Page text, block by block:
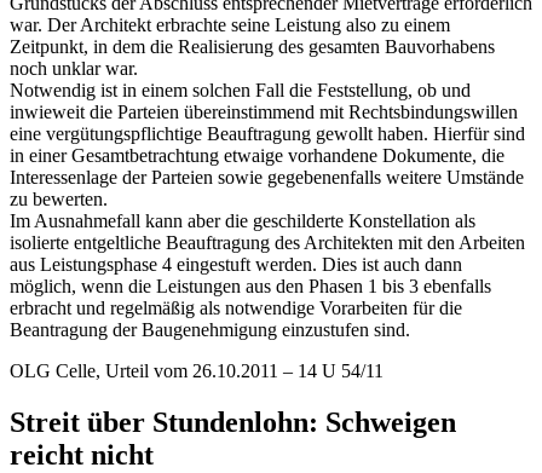
war. Der Architekt erbrachte seine Leistung also zu einem
Zeitpunkt, in dem die Realisierung des gesamten Bauvorhabens
noch unklar war.
Notwendig ist in einem solchen Fall die Feststellung, ob und
inwieweit die Parteien übereinstimmend mit Rechtsbindungswillen
eine vergütungspflichtige Beauftragung gewollt haben. Hierfür sind
in einer Gesamtbetrachtung etwaige vorhandene Dokumente, die
Interessenlage der Parteien sowie gegebenenfalls weitere Umstände
zu bewerten.
Im Ausnahmefall kann aber die geschilderte Konstellation als
isolierte entgeltliche Beauftragung des Architekten mit den Arbeiten
aus Leistungsphase 4 eingestuft werden. Dies ist auch dann
möglich, wenn die Leistungen aus den Phasen 1 bis 3 ebenfalls
erbracht und regelmäßig als notwendige Vorarbeiten für die
Beantragung der Baugenehmigung einzustufen sind.
OLG Celle, Urteil vom 26.10.2011 – 14 U 54/11
Streit über Stundenlohn: Schweigen
reicht nicht